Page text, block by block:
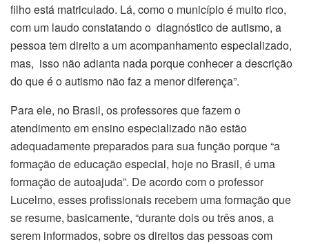
filho está matriculado. Lá, como o município é muito rico,
com um laudo constatando o diagnóstico de autismo, a
pessoa tem direito a um acompanhamento especializado,
mas, isso não adianta nada porque conhecer a descrição
do que é o autismo não faz a menor diferença”.
Para ele, no Brasil, os professores que fazem o
atendimento em ensino especializado não estão
adequadamente preparados para sua função porque “a
formação de educação especial, hoje no Brasil, é uma
formação de autoajuda”. De acordo com o professor
Lucelmo, esses profissionais recebem uma formação que
se resume, basicamente, “durante dois ou três anos, a
serem informados, sobre os direitos das pessoas com